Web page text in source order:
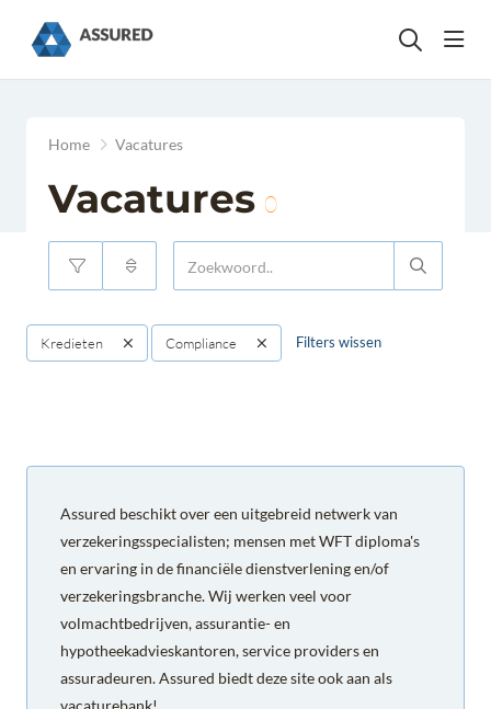
Home Vacatures
Vacatures 0
Kredieten Compliance Filters wissen
Assured beschikt over een uitgebreid netwerk van
verzekeringsspecialisten; mensen met WFT diploma's
en ervaring in de financiële dienstverlening en/of
verzekeringsbranche. Wij werken veel voor
volmachtbedrijven, assurantie- en
hypotheekadvieskantoren, service providers en
assuradeuren. Assured biedt deze site ook aan als
vacaturebank!